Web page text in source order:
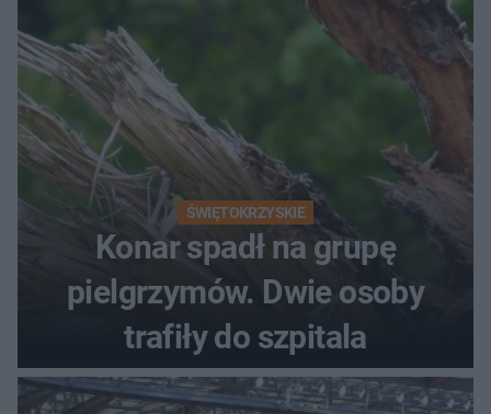
ŚWIĘTOKRZYSKIE
Konar spadł na grupę
pielgrzymów. Dwie osoby
trafiły do szpitala